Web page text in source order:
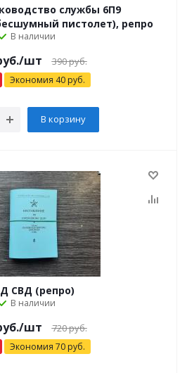
службы 6П9
пистолет), репро
В наличии
/шт 390руб.
Экономия 40руб.
В корзину
СВД (репро)
В наличии
/шт 720руб.
Экономия 70руб.